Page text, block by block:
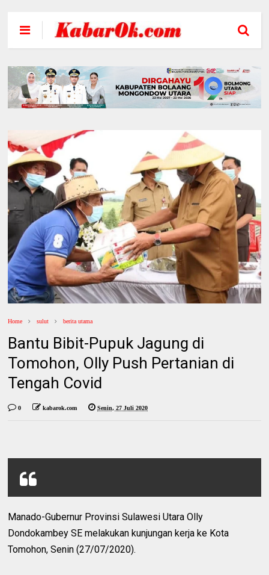
Home sulut berita utama
Bantu Bibit-Pupuk Jagung di
Tomohon, Olly Push Pertanian di
Tengah Covid
0 kabarok.com Senin, 27 Juli 2020
Manado-Gubernur Provinsi Sulawesi Utara Olly
Dondokambey SE melakukan kunjungan kerja ke Kota
Tomohon, Senin (27/07/2020).